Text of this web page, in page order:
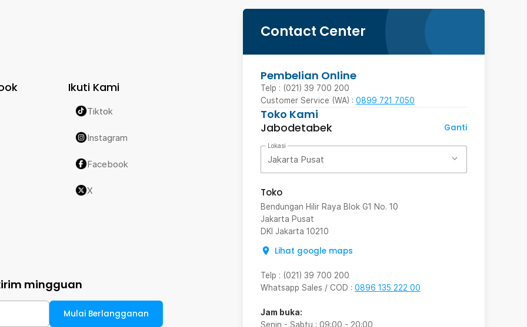
Contact Center
Pembelian Online
Telp : (021) 39 700 200
Customer Service (WA) : 0899 721 7050
Toko Kami
Jabodetabek
Ganti
Lokasi
Jakarta Pusat
Toko
Bendungan Hilir Raya Blok G1 No. 10
Jakarta Pusat
DKI Jakarta 10210
Lihat google maps
Telp : (021) 39 700 200
Whatsapp Sales / COD : 0896 135 222 00
Jam buka:
Senin - Sabtu : 09:00 - 20:00
Ikuti Kami
Tiktok
Instagram
Facebook
X
mingguan
Mulai Berlangganan